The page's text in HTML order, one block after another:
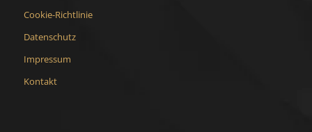
Cookie-Richtlinie
Datenschutz
Impressum
Kontakt